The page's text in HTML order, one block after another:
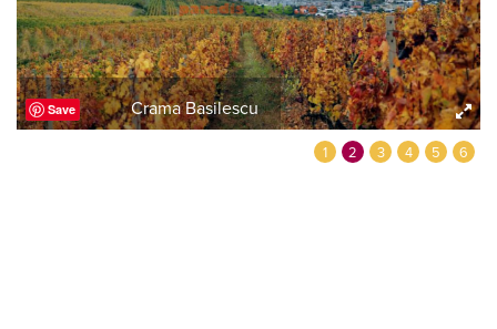
Save Crama Basilescu